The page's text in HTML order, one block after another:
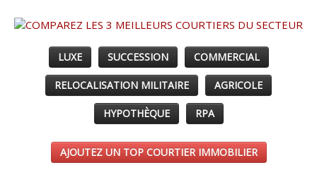
ESPACE COURTIER ▼
LUXE SUCCESSION COMMERCIAL
RELOCALISATION MILITAIRE AGRICOLE
HYPOTHÈQUE RPA
AJOUTEZ UN TOP COURTIER IMMOBILIER